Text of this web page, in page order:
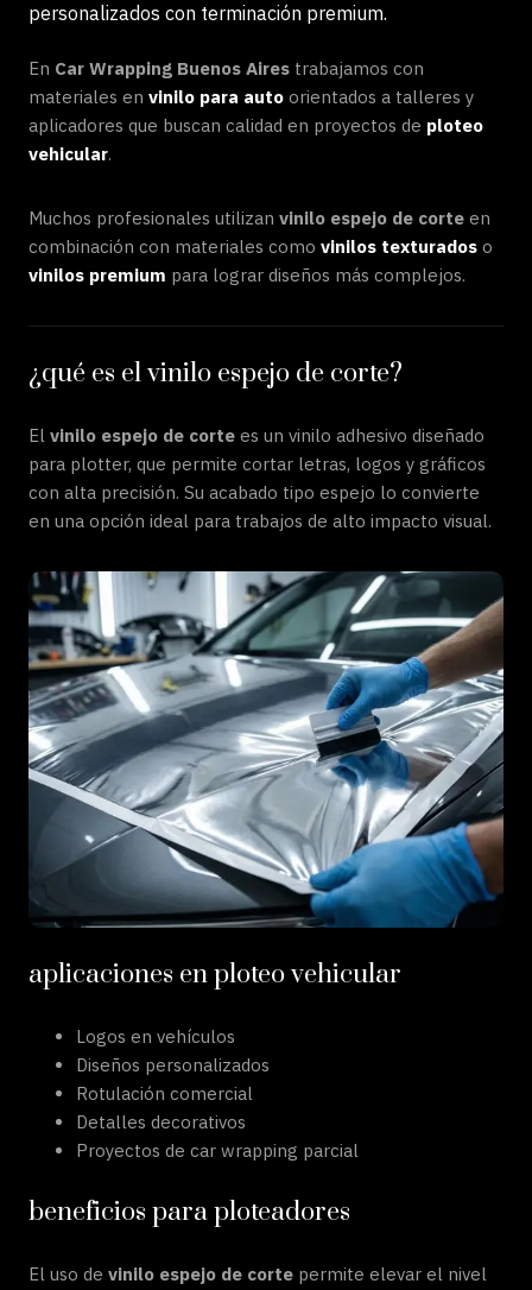
personalizados con terminación premium.
En Car Wrapping Buenos Aires trabajamos con
materiales en vinilo para auto orientados a talleres y
aplicadores que buscan calidad en proyectos de ploteo
vehicular.
Muchos profesionales utilizan vinilo espejo de corte en
combinación con materiales como vinilos texturados o
vinilos premium para lograr diseños más complejos.
¿qué es el vinilo espejo de corte?
El vinilo espejo de corte es un vinilo adhesivo diseñado
para plotter, que permite cortar letras, logos y gráficos
con alta precisión. Su acabado tipo espejo lo convierte
en una opción ideal para trabajos de alto impacto visual.
aplicaciones en ploteo vehicular
Logos en vehículos
Diseños personalizados
Rotulación comercial
Detalles decorativos
Proyectos de car wrapping parcial
beneficios para ploteadores
El uso de vinilo espejo de corte permite elevar el nivel